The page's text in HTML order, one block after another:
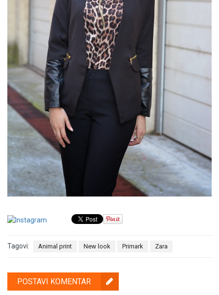
Tagovi: Animal print New look Primark Zara
POSTAVI KOMENTAR